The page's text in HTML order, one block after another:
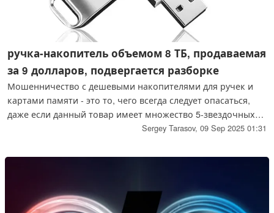
ручка-накопитель объемом 8 ТБ, продаваемая
за 9 долларов, подвергается разборке
Мошенничество с дешевыми накопителями для ручек и
картами памяти - это то, чего всегда следует опасаться,
даже если данный товар имеет множество 5-звездочных
отзывов. Как выяснил этот пользователь форума MySKU,
заявленной емкости и могут довольно быстро перестать
Sergey Tarasov, 09 Sep 2025 01:31